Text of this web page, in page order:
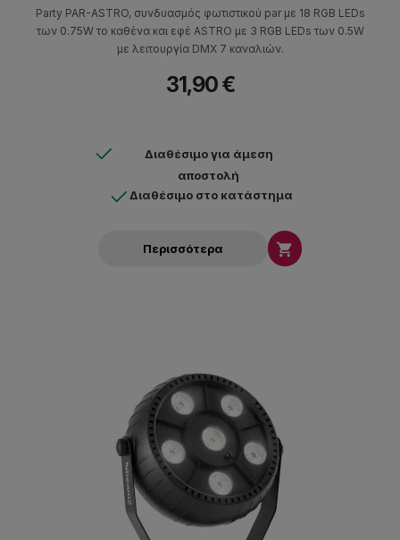
Party PAR-ASTRO, συνδυασμός φωτιστικού par με 18 RGB LEDs
των 0.75W το καθένα και εφέ ASTRO με 3 RGB LEDs των 0.5W
με λειτουργία DMX 7 καναλιών.
31,90 €
Διαθέσιμο για άμεση
αποστολή
Διαθέσιμο στο κατάστημα
Περισσότερα 